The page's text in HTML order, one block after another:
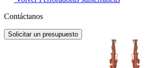
Contáctanos
Solicitar un presupuesto